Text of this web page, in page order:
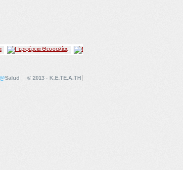
@Salud © 2013 - K.E.TE.A.TH